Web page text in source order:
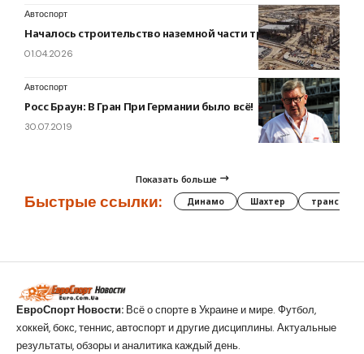
Автоспорт
Началось строительство наземной части трассы Киддия
01.04.2026
Автоспорт
Росс Браун: В Гран При Германии было всё!
30.07.2019
Показать больше
Быстрые ссылки: Динамо Шахтер трансферы
ЕвроСпорт Новости: Всё о спорте в Украине и мире. Футбол,
хоккей, бокс, теннис, автоспорт и другие дисциплины. Актуальные
результаты, обзоры и аналитика каждый день.